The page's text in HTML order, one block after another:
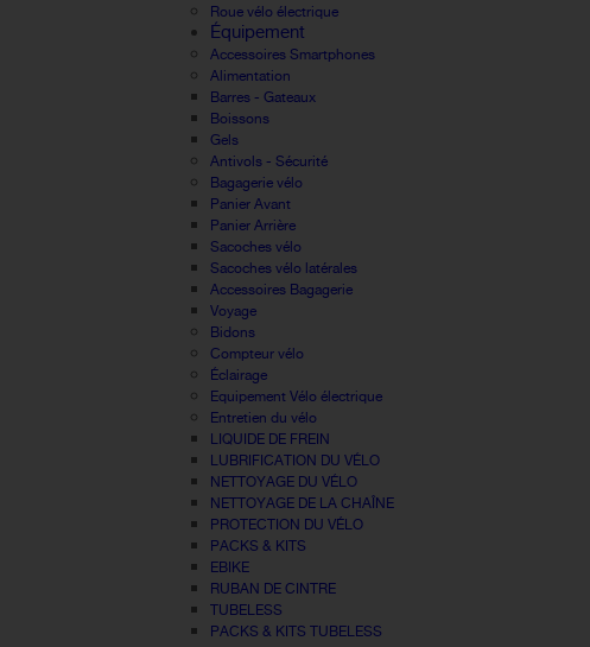
Roue vélo électrique
Équipement
Accessoires Smartphones
Alimentation
Barres - Gateaux
Boissons
Gels
Antivols - Sécurité
Bagagerie vélo
Panier Avant
Panier Arrière
Sacoches vélo
Sacoches vélo latérales
Accessoires Bagagerie
Voyage
Bidons
Compteur vélo
Éclairage
Equipement Vélo électrique
Entretien du vélo
LIQUIDE DE FREIN
LUBRIFICATION DU VÉLO
NETTOYAGE DU VÉLO
NETTOYAGE DE LA CHAÎNE
PROTECTION DU VÉLO
PACKS & KITS
EBIKE
RUBAN DE CINTRE
TUBELESS
PACKS & KITS TUBELESS